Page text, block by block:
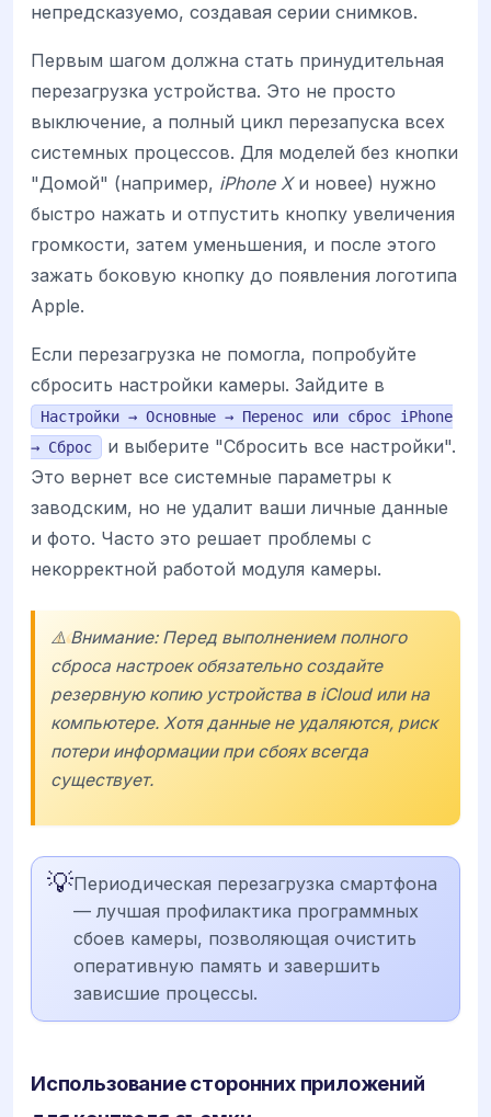
непредсказуемо, создавая серии снимков.
Первым шагом должна стать принудительная
перезагрузка устройства. Это не просто
выключение, а полный цикл перезапуска всех
системных процессов. Для моделей без кнопки
"Домой" (например, iPhone Xи новее) нужно
быстро нажать и отпустить кнопку увеличения
громкости, затем уменьшения, и после этого
зажать боковую кнопку до появления логотипа
Apple.
Если перезагрузка не помогла, попробуйте
сбросить настройки камеры. Зайдите в
Настройки → Основные → Перенос или сброс iPhone
→ Сброс
и выберите "Сбросить все настройки".
Это вернет все системные параметры к
заводским, но не удалит ваши личные данные
и фото. Часто это решает проблемы с
некорректной работой модуля камеры.
⚠️ Внимание: Перед выполнением полного
сброса настроек обязательно создайте
резервную копию устройства в iCloud или на
компьютере. Хотя данные не удаляются, риск
потери информации при сбоях всегда
существует.
💡Периодическая перезагрузка смартфона
— лучшая профилактика программных
сбоев камеры, позволяющая очистить
оперативную память и завершить
зависшие процессы.
Использование сторонних приложений